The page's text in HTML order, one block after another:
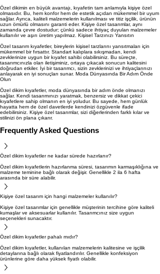
Özel dikimin en büyük avantajı, kıyafetin tam anlamıyla kişiye özel
olmasıdır. Bu, hem konfor hem de estetik açıdan mükemmel bir uyum
sağlar. Ayrıca, kaliteli malzemelerin kullanılması ve titiz işçilik, ürünün
uzun ömürlü olmasını garanti eder. Kişiye özel tasarımlar, aynı
zamanda çevre dostudur; çünkü sadece ihtiyaç duyulan malzemeler
kullanılır ve aşırı üretim yapılmaz. Kişisel Tarzınızı Yansıtın
Özel tasarım kıyafetler, bireylerin kişisel tarzlarını yansıtmaları için
mükemmel bir fırsattır. Standart kalıplara sıkışmadan, kendi
zevklerinize uygun bir kıyafet sahibi olabilirsiniz. Bu süreçte,
tasarımcınızla olan iletişiminiz, ortaya çıkacak sonucun kalitesini
doğrudan etkiler. İyi bir tasarımcı, sizin zevklerinizi ve ihtiyaçlarınızı
anlayarak en iyi sonuçları sunar. Moda Dünyasında Bir Adım Önde
Olun
Özel dikim kıyafetler, moda dünyasında bir adım önde olmanızı
sağlar. Kendi tasarımınızı yaratmak, benzersiz ve dikkat çekici
kıyafetlere sahip olmanın en iyi yoludur. Bu sayede, hem günlük
hayatta hem de özel davetlerde kendinizi özgüvenle ifade
edebilirsiniz. Kişiye özel tasarımlar, sizi diğerlerinden farklı kılar ve
stilinizi ön plana çıkarır.
Frequently Asked Questions
Özel dikim kıyafetler ne kadar sürede hazırlanır?
Özel dikim kıyafetlerin hazırlanma süresi, tasarımın karmaşıklığına ve
malzeme teminine bağlı olarak değişir. Genellikle 2 ila 6 hafta
arasında bir süre alabilir.
Kişiye özel tasarım için hangi malzemeler kullanılır?
Kişiye özel tasarımlar için genellikle müşterinin tercihine göre kaliteli
kumaşlar ve aksesuarlar kullanılır. Tasarımcınız size uygun
seçenekleri sunacaktır.
Özel dikim kıyafetler pahalı mıdır?
Özel dikim kıyafetler, kullanılan malzemelerin kalitesine ve işçilik
detaylarına bağlı olarak fiyatlandırılır. Genellikle konfeksiyon
ürünlerine göre daha yüksek fiyatlı olabilir.